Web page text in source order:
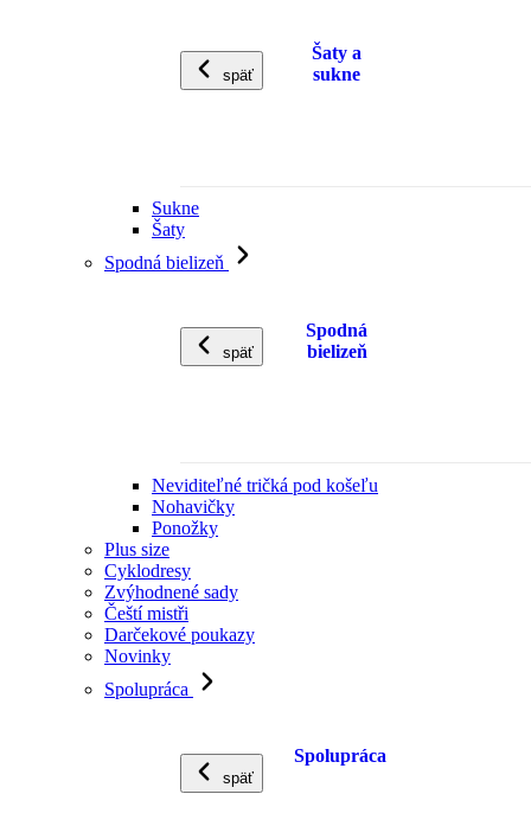
späť
Šaty a
sukne
Sukne
Šaty
Spodná bielizeň
späť
Spodná
bielizeň
Neviditeľné tričká pod košeľu
Nohavičky
Ponožky
Plus size
Cyklodresy
Zvýhodnené sady
Čeští mistři
Darčekové poukazy
Novinky
Spolupráca
späť
Spolupráca